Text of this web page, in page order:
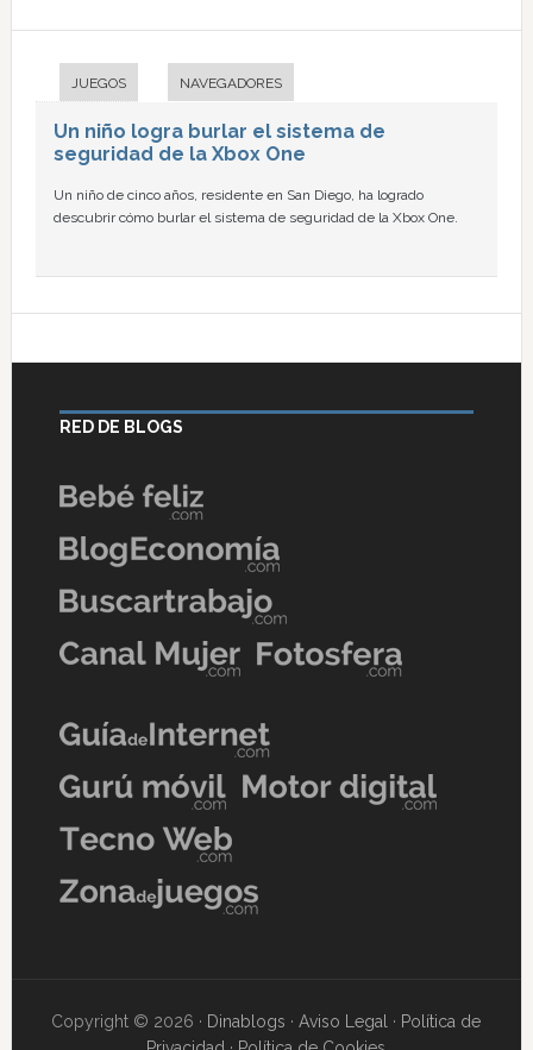
JUEGOS NAVEGADORES
Un niño logra burlar el sistema de
seguridad de la Xbox One
Un niño de cinco años, residente en San Diego, ha logrado
descubrir cómo burlar el sistema de seguridad de la Xbox One.
RED DE BLOGS
Copyright © 2026 · Dinablogs ·Aviso Legal · Política de